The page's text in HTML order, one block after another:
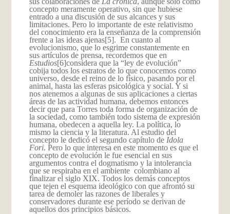
concepto meramente operativo, sin que hubiese
entrado a una discusión de sus alcances y sus
limitaciones. Pero lo importante de este relativismo
del conocimiento era la enseñanza de la comprensión
frente a las ideas ajenas[5]. En cuanto al
evolucionismo, que lo esgrime constantemente en
sus artículos de prensa, recordemos que en
Estudios[6]considera que la “ley de evolución”
cobija todos los estratos de lo que conocemos como
universo, desde el reino de lo físico, pasando por el
animal, hasta las esferas psicológica y social. Y si
nos atenemos a algunas de sus aplicaciones a ciertas
áreas de las actividad humana, debemos entonces
decir que para Torres toda forma de organización de
la sociedad, como también todo sistema de expresión
humana, obedecen a aquella ley. La política, lo
mismo la ciencia y la literatura. Al estudio del
concepto le dedicó el segundo capítulo de Idola
Fori. Pero lo que interesa en este momento es que el
concepto de evolución le fue esencial en sus
argumentos contra el dogmatismo y la intolerancia
que se respiraba en el ambiente colombiano al
finalizar el siglo XIX. Todos los demás conceptos
que tejen el esquema ideológico con que afrontó su
tarea de demoler las razones de liberales y
conservadores durante ese período se derivan de
aquellos dos principios básicos.